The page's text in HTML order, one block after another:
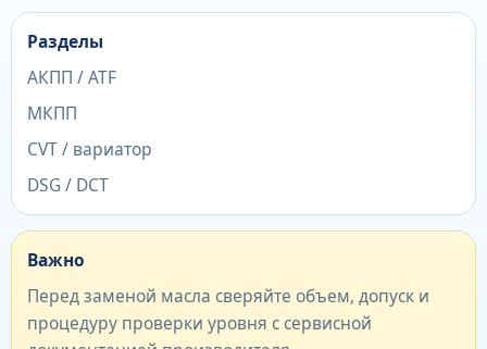
Разделы
АКПП / ATF
МКПП
CVT / вариатор
DSG / DCT
Важно
Перед заменой масла сверяйте объем, допуск и
процедуру проверки уровня с сервисной